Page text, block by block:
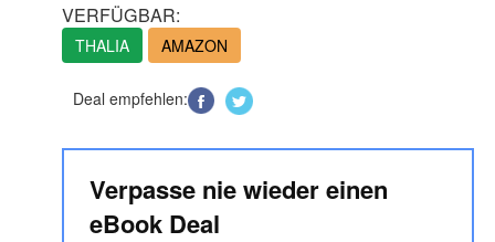
VERFÜGBAR:
THALIA AMAZON
Deal empfehlen:
Verpasse nie wieder einen
eBook Deal